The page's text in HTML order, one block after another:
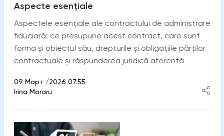
Aspecte esențiale
Aspectele esențiale ale contractului de administrare
fiduciară: ce presupune acest contract, care sunt
forma și obiectul său, drepturile și obligațiile părților
contractuale și răspunderea juridică aferentă
09 Март /2026 07:55
Irina Moraru